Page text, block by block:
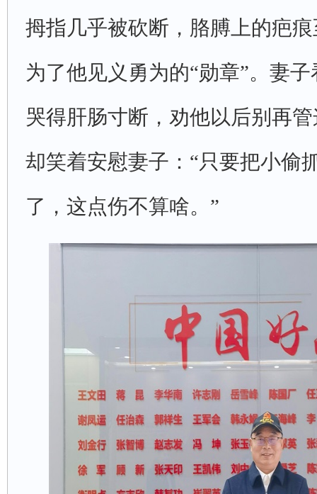
拇指几乎被砍断，胳膊上的疤
为了他见义勇为的“勋章”。妻
哭得肝肠寸断，劝他以后别再
却笑着安慰妻子：“只要把小偷
了，这点伤不算啥。”